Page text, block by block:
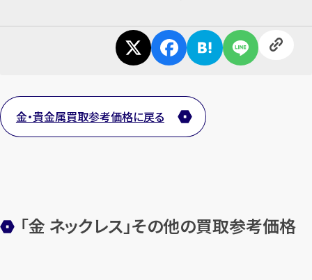
金・貴金属買取参考価格に戻る
「金 ネックレス」その他の買取参考価格